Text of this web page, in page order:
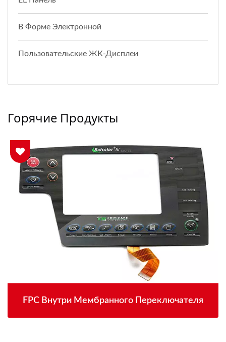
В Форме Электронной
Пользовательские ЖК-Дисплеи
Горячие Продукты
FPC Внутри Мембранного Переключателя